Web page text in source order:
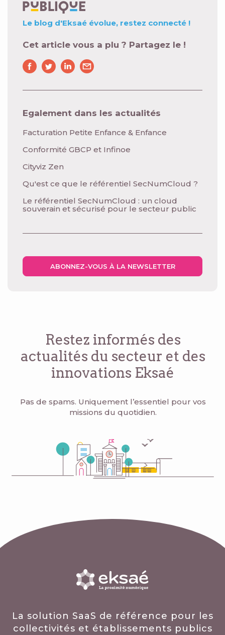
Le blog d'Eksaé évolue, restez connecté !
Cet article vous a plu ? Partagez le !
Egalement dans les actualités
Facturation Petite Enfance & Enfance
Conformité GBCP et Infinoe
Cityviz Zen
Qu'est ce que le référentiel SecNumCloud ?
Le référentiel SecNumCloud : un cloud
souverain et sécurisé pour le secteur public
ABONNEZ-VOUS À LA NEWSLETTER
Restez informés des
actualités du secteur et des
innovations Eksaé
Pas de spams. Uniquement l’essentiel pour vos
missions du quotidien.
La solution SaaS de référence pour les
collectivités et établissements publics